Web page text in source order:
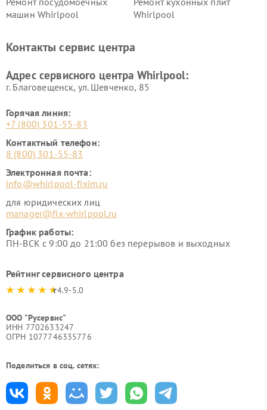
машин Whirlpool
Whirlpool
Контакты сервис центра
Адрес сервисного центра Whirlpool:
г. Благовещенск, ул. Шевченко, 85
Горячая линия:
+7 (800) 301-55-83
Контактный телефон:
8 (800) 301-55-83
Электронная почта:
info@whirlpool-fixim.ru
для юридических лиц
manager@fix-whirlpool.ru
График работы:
ПН-ВСК с 9:00 до 21:00 без перерывов и выходных
Рейтинг сервисного центра
4.9-5.0
ООО "Русервис"
ИНН 7702633247
ОГРН 1077746335776
Поделиться в соц. сетях: